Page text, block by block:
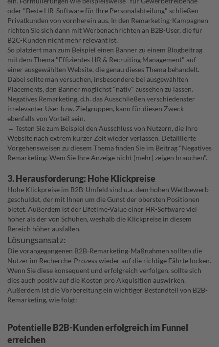
oder "Beste HR-Software für Ihre Personalabteilung" schließen
Privatkunden von vornherein aus. In den Remarketing-Kampagnen
richten Sie sich dann mit Werbenachrichten an B2B-User, die für
B2C-Kunden nicht mehr relevant ist.
So platziert man zum Beispiel einen Banner zu einem Blogbeitrag
mit dem Thema "Effizientes HR & Recruiting Management" auf
einer ausgewählten Website, die genau dieses Thema behandelt.
Dabei sollte man versuchen, insbesondere bei ausgewählten
Placements, den Banner möglichst "nativ" aussehen zu lassen.
Negatives Remarketing, d.h. das Ausschließen verschiedenster
irrelevanter User bzw. Zielgruppen, kann für diesen Zweck
ebenfalls von Vorteil sein.
→ Testen Sie zum Beispiel den Ausschluss von Nutzern, die Ihre
Website nach extrem kurzer Zeit wieder verlassen. Detaillierte
Vorgehensweisen zu diesem Thema finden Sie im Beitrag "Negatives
Remarketing: Wem Sie Ihre Anzeige nicht (mehr) zeigen brauchen".
3. Herausforderung: Hohe Klickpreise
Hohe Klickpreise im B2B-Umfeld sind u.a. dem hohen Wettbewerb
geschuldet, der mit Ihnen um die Gunst der obersten Positionen
bietet. Außerdem ist der Lifetime-Value einer HR-Software viel
höher als der von Schuhen, weshalb die Klickpreise in diesem
Bereich höher ausfallen.
Lösungsansatz:
Die vorangegangenen B2B-Remarketing-Maßnahmen sollten die
Nutzer im Recherche-Prozess wieder auf die richtige Fährte locken.
Wenn Sie diese konsequent und erfolgreich verfolgen, sollte sich
dies auch positiv auf die Kosten pro Akquisition auswirken.
Außerdem ist die Vorbereitung ein wichtiger Bestandteil von B2B-
Remarketing, wie folgt:
Potentielle B2B-Kunden erfolgreich im Funnel
erreichen